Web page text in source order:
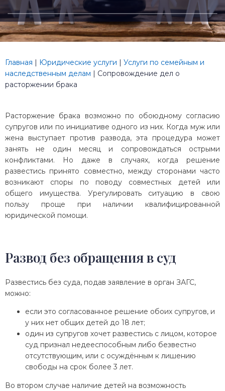
Главная | Юридические услуги | Услуги по семейным и
наследственным делам | Сопровождение дел о
расторжении брака
Расторжение брака возможно по обоюдному согласию
супругов или по инициативе одного из них. Когда муж или
жена выступает против развода, эта процедура может
занять не один месяц и сопровождаться острыми
конфликтами. Но даже в случаях, когда решение
развестись принято совместно, между сторонами часто
возникают споры по поводу совместных детей или
общего имущества. Урегулировать ситуацию в свою
пользу проще при наличии квалифицированной
юридической помощи.
Развод без обращения в суд
Развестись без суда, подав заявление в орган ЗАГС,
можно:
если это согласованное решение обоих супругов, и
у них нет общих детей до 18 лет;
один из супругов хочет развестись с лицом, которое
суд признал недееспособным либо безвестно
отсутствующим, или с осуждённым к лишению
свободы на срок более 3 лет.
Во втором случае наличие детей на возможность